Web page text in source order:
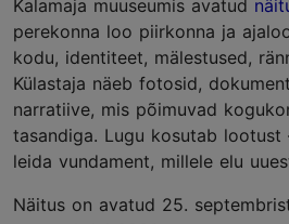
Kalamaja muuseumis avatud
perekonna loo piirkonna ja
kodu, identiteet, mälestused,
Külastaja näeb fotosid,
narratiive, mis põimuvad
tasandiga. Lugu kosutab lootust
leida vundament, millele elu
Näitus on avatud 25.